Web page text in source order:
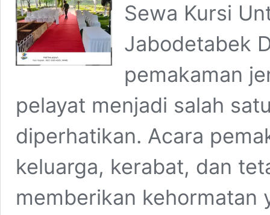
Sewa Kursi
Jabodetabek
pemakaman
pelayat menjadi salah
diperhatikan. Acara
keluarga, kerabat, dan
memberikan kehormatan